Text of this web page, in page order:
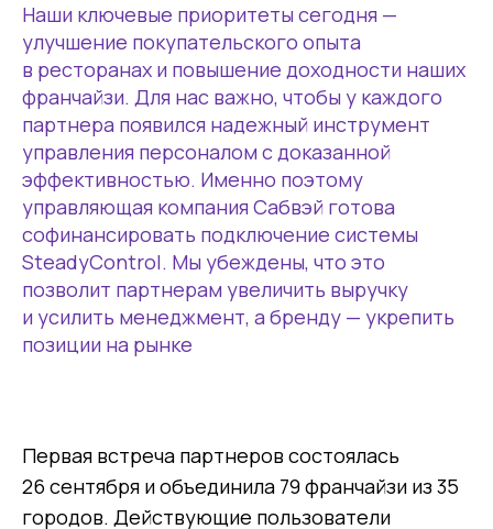
Наши ключевые приоритеты сегодня —
улучшение покупательского опыта
в ресторанах и повышение доходности наших
франчайзи. Для нас важно, чтобы у каждого
партнера появился надежный инструмент
управления персоналом с доказанной
эффективностью. Именно поэтому
управляющая компания Сабвэй готова
софинансировать подключение системы
SteadyControl. Мы убеждены, что это
позволит партнерам увеличить выручку
и усилить менеджмент, а бренду — укрепить
позиции на рынке
Первая встреча партнеров состоялась
26 сентября и объединила 79 франчайзи из 35
городов. Действующие пользователи